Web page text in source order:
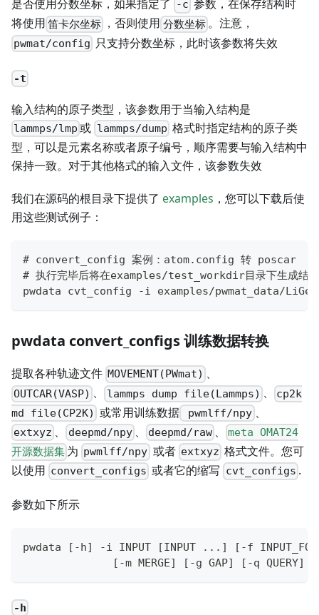
是否使用分数坐标，如果指定了 -c 参数，在保存结构时
将使用 笛卡尔坐标 ，否则使用 分数坐标。注意，
pwmat/config 只支持分数坐标，此时该参数将失效
-t
输入结构的原子类型，该参数用于当输入结构是
lammps/lmp 或 lammps/dump 格式时指定结构的原子类
型，可以是元素名称或者原子编号，顺序需要与输入结构中
保持一致。对于其他格式的输入文件，该参数失效
我们在源码的根目录下提供了 examples ，您可以下载后使
用这些测试例子：
# convert_config 案例：atom.config 转 poscar
# 执行完毕后将在examples/test_workdir目录下生成结
pwdata cvt_config -i examples/pwmat_data/
pwdata convert_configs 训练数据转换
提取各种轨迹文件 MOVEMENT(PWmat) 、
OUTCAR(VASP) 、 lammps dump file(Lammps) 、
cp2k
md file(CP2K) 或常用训练数据 pwmlff/npy、
extxyz 、 deepmd/npy、 deepmd/raw 、
meta OMAT24
开源数据集 为 pwmlff/npy或者 extxyz 格式文件。您可
以使用 convert_configs 或者它的缩写 cvt_configs .
参数如下所示
pwdata [-h] -i INPUT [INPUT ...] [-f
[-m MERGE] [-g GAP] [-q QUERY]
-h